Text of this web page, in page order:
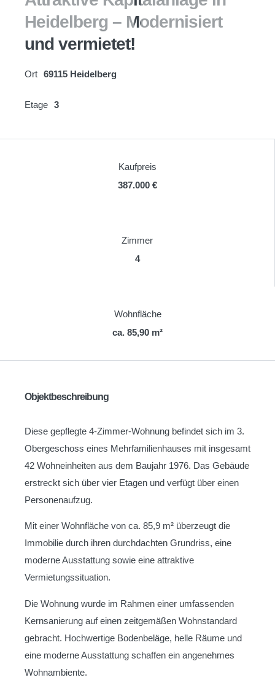
Heidelberg – Modernisiert
und vermietet!
Ort 69115 Heidelberg
Etage 3
Kaufpreis
387.000 €
Zimmer
4
Wohnfläche
ca. 85,90 m²
Objektbeschreibung
Diese gepflegte 4-Zimmer-Wohnung befindet sich im 3.
Obergeschoss eines Mehrfamilienhauses mit insgesamt
42 Wohneinheiten aus dem Baujahr 1976. Das Gebäude
erstreckt sich über vier Etagen und verfügt über einen
Personenaufzug.
Mit einer Wohnfläche von ca. 85,9 m² überzeugt die
Immobilie durch ihren durchdachten Grundriss, eine
moderne Ausstattung sowie eine attraktive
Vermietungssituation.
Die Wohnung wurde im Rahmen einer umfassenden
Kernsanierung auf einen zeitgemäßen Wohnstandard
gebracht. Hochwertige Bodenbeläge, helle Räume und
eine moderne Ausstattung schaffen ein angenehmes
Wohnambiente.